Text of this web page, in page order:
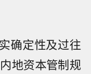
确定性及过往
地资本管制规